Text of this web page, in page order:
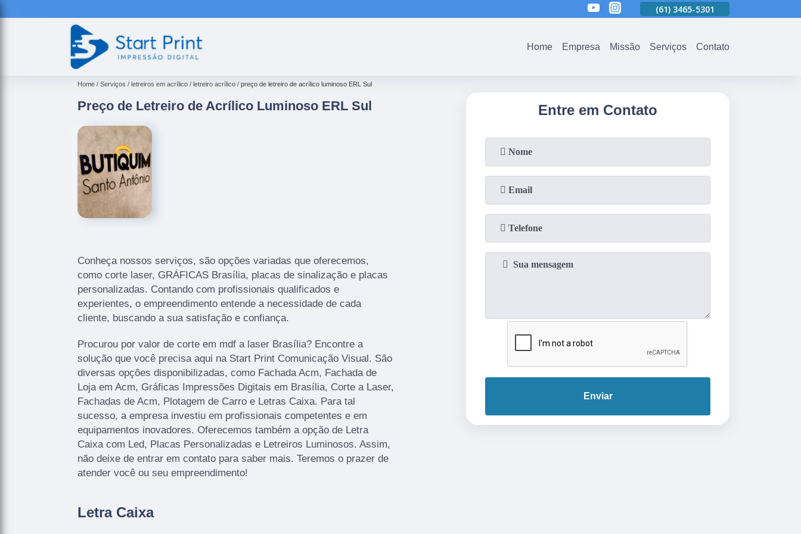
3465-5301 (61)3465-5301
Home Empresa Missão Serviços Contato
Home Serviços letreiros em acrílico letreiro acrílico preço de letreiro de acrílico luminoso ERL Sul
Preço de Letreiro de Acrílico Luminoso ERL Sul
Conheça nossos serviços, são opções variadas que oferecemos,
como corte laser, GRÁFICAS Brasília, placas de sinalização e placas
personalizadas. Contando com profissionais qualificados e
experientes, o empreendimento entende a necessidade de cada
cliente, buscando a sua satisfação e confiança.
Procurou por valor de corte em mdf a laser Brasília? Encontre a
solução que você precisa aqui na Start Print Comunicação Visual. São
diversas opções disponibilizadas, como Fachada Acm, Fachada de
Loja em Acm, Gráficas Impressões Digitais em Brasília, Corte a Laser,
Fachadas de Acm, Plotagem de Carro e Letras Caixa. Para tal
sucesso, a empresa investiu em profissionais competentes e em
equipamentos inovadores. Oferecemos também a opção de Letra
Caixa com Led, Placas Personalizadas e Letreiros Luminosos. Assim,
não deixe de entrar em contato para saber mais. Teremos o prazer de
atender você ou seu empreendimento!
Letra Caixa
Entre em Contato
Enviar